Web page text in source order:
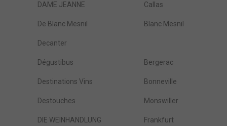
DAME JEANNE Callas
De Blanc Mesnil Blanc Mesnil
Decanter
Dégustibus Bergerac
Destinations Vins Bonneville
Destouches Monswiller
DIE WEINHANDLUNG Frankfurt